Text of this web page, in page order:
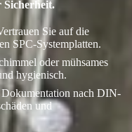
Sicherheit.
Sie auf die
SPC-Systemplatten.
oder mühsames
hygienisch.
nach DIN-
und